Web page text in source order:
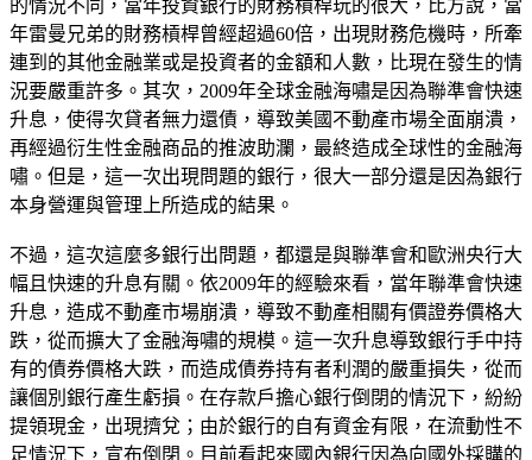
的情況不同，當年投資銀行的財務槓桿玩的很大，比方說，當
年雷曼兄弟的財務槓桿曾經超過60倍，出現財務危機時，所牽
連到的其他金融業或是投資者的金額和人數，比現在發生的情
況要嚴重許多。其次，2009年全球金融海嘯是因為聯準會快速
升息，使得次貸者無力還債，導致美國不動產市場全面崩潰，
再經過衍生性金融商品的推波助瀾，最終造成全球性的金融海
嘯。但是，這一次出現問題的銀行，很大一部分還是因為銀行
本身營運與管理上所造成的結果。
不過，這次這麼多銀行出問題，都還是與聯準會和歐洲央行大
幅且快速的升息有關。依2009年的經驗來看，當年聯準會快速
升息，造成不動產市場崩潰，導致不動產相關有價證券價格大
跌，從而擴大了金融海嘯的規模。這一次升息導致銀行手中持
有的債券價格大跌，而造成債券持有者利潤的嚴重損失，從而
讓個別銀行產生虧損。在存款戶擔心銀行倒閉的情況下，紛紛
提領現金，出現擠兌；由於銀行的自有資金有限，在流動性不
足情況下，宣布倒閉。目前看起來國內銀行因為向國外採購的